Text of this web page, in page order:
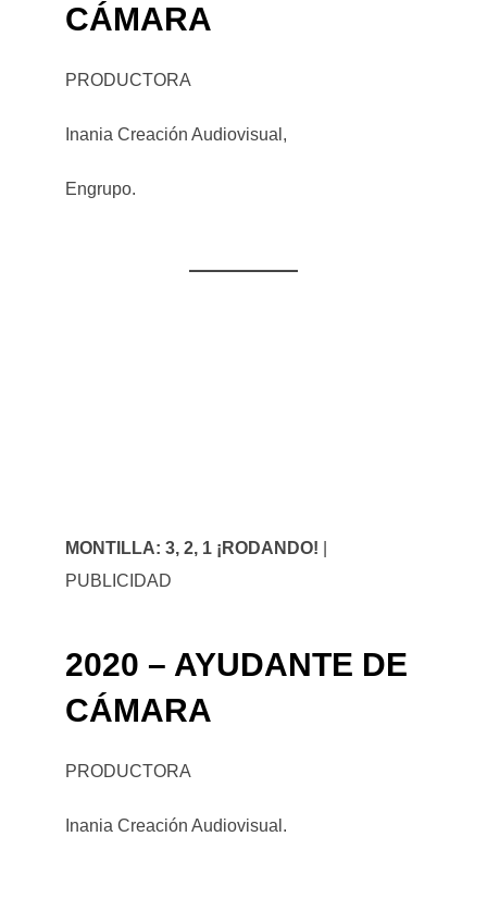
CÁMARA
PRODUCTORA
Inania Creación Audiovisual,
Engrupo.
MONTILLA: 3, 2, 1 ¡RODANDO!
PUBLICIDAD
2020 – AYUDANTE DE
CÁMARA
PRODUCTORA
Inania Creación Audiovisual.